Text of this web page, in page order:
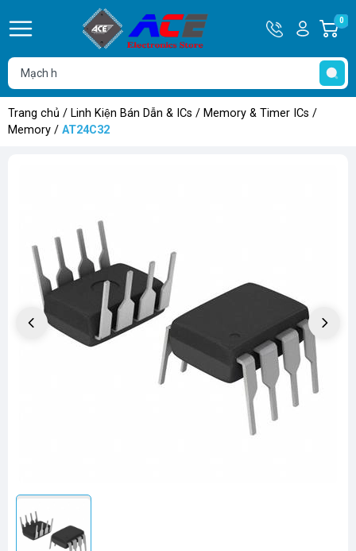
Hotline
0932
762514
Tài
khoản
Hello,
Khách
0
Trang chủ / Linh Kiện Bán Dẫn & ICs / Memory & Timer ICs /
Memory / AT24C32